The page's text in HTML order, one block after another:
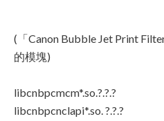
(「Canon Bubble Jet Print
的模塊)
libcnbpcmcm*.so.?.?.?
libcnbpcnclapi*.so. ?.?.?